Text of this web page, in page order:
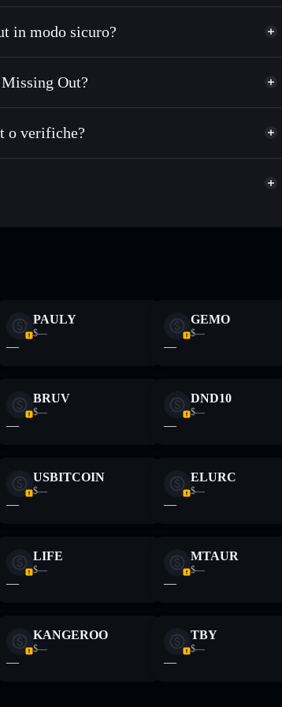
nel tempo
pubblicamente i wallet usando l’Aggregatore di
in modo sicuro?
wallet non-custodial Solflare
Out?
Out
BOMO
o verifiche?
PAULY
$—
—
GEMO
$—
—
BRUV
$—
—
DND10
$—
—
USBITCOIN
$—
—
ELURC
$—
—
LIFE
$—
—
MTAUR
$—
—
KANGEROO
$—
—
TBY
$—
—